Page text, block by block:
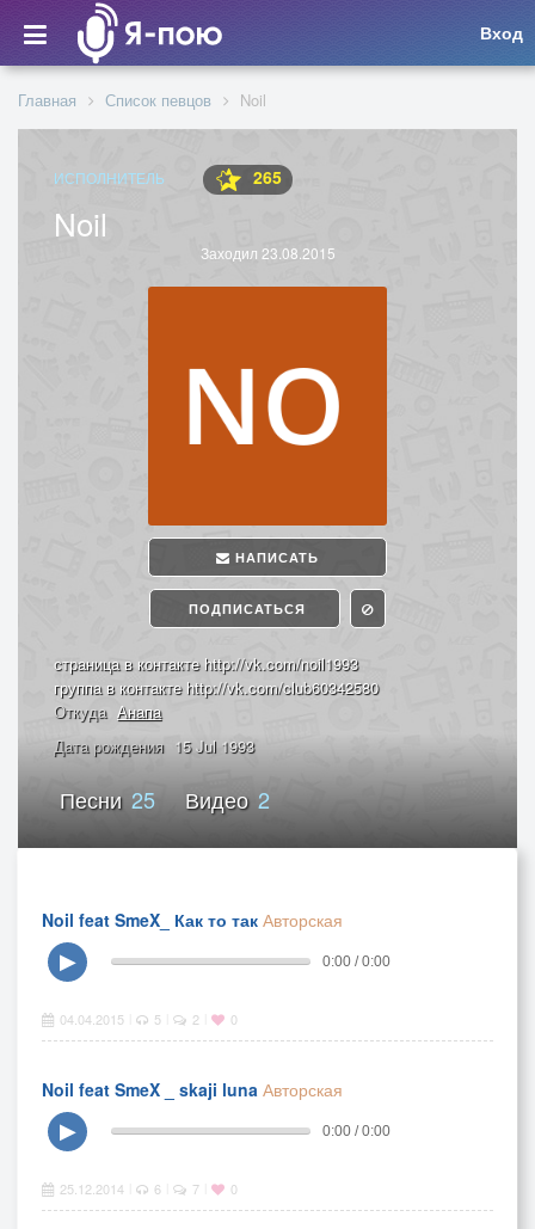
Вход
Главная Список певцов Noil
ИСПОЛНИТЕЛЬ 265
Noil
Заходил 23.08.2015
НАПИСАТЬ
ПОДПИСАТЬСЯ
страница в контакте http://vk.com/noil1993
группа в контакте http://vk.com/club60342580
Откуда Анапа
Дата рождения 15 Jul 1993
Песни 25 Видео 2
Noil feat SmeX_ Как то так Авторская
▶
0:00 / 0:00
04.04.2015 5 2 0
Noil feat SmeX _ skaji luna Авторская
▶
0:00 / 0:00
25.12.2014 6 7 0